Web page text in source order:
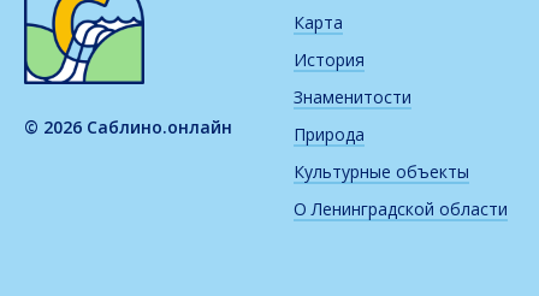
© 2026 Саблино.онлайн
Карта
История
Знаменитости
Природа
Культурные объекты
О Ленинградской области